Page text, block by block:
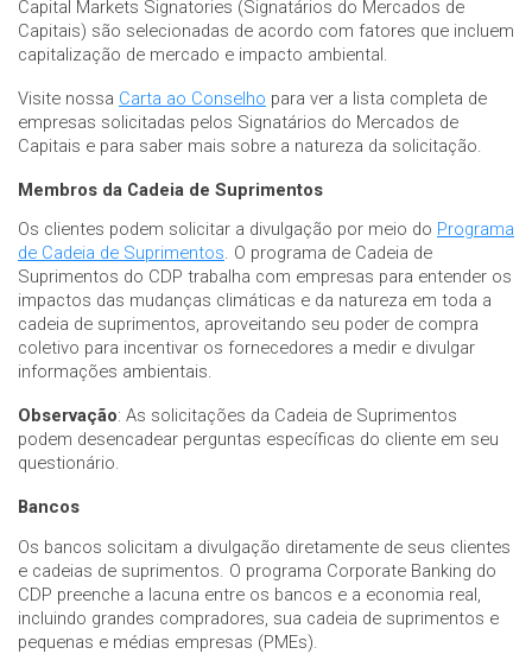
Capital Markets Signatories (Signatários do Mercados de
Capitais) são selecionadas de acordo com fatores que incluem
capitalização de mercado e impacto ambiental.
Visite nossa Carta ao Conselho para ver a lista completa de
empresas solicitadas pelos Signatários do Mercados de
Capitais e para saber mais sobre a natureza da solicitação.
Membros da Cadeia de Suprimentos
Os clientes podem solicitar a divulgação por meio do Programa
de Cadeia de Suprimentos. O programa de Cadeia de
Suprimentos do CDP trabalha com empresas para entender os
impactos das mudanças climáticas e da natureza em toda a
cadeia de suprimentos, aproveitando seu poder de compra
coletivo para incentivar os fornecedores a medir e divulgar
informações ambientais.
Observação: As solicitações da Cadeia de Suprimentos
podem desencadear perguntas específicas do cliente em seu
questionário.
Bancos
Os bancos solicitam a divulgação diretamente de seus clientes
e cadeias de suprimentos. O programa Corporate Banking do
CDP preenche a lacuna entre os bancos e a economia real,
incluindo grandes compradores, sua cadeia de suprimentos e
pequenas e médias empresas (PMEs).